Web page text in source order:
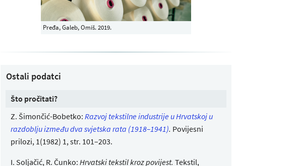
Pređa, Galeb, Omiš. 2019.
Ostali podatci
Što pročitati?
Z. Šimončić-Bobetko: Razvoj tekstilne industrije u Hrvatskoj u
razdoblju između dva svjetska rata (1918–1941). Povijesni
prilozi, 1(1982) 1, str. 101–203.
I. Soljačić, R. Čunko: Hrvatski tekstil kroz povijest. Tekstil,